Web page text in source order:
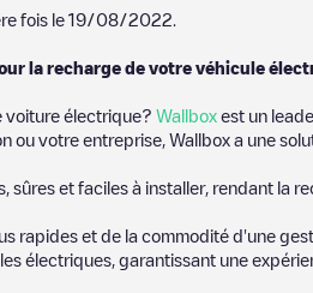
fois le 19/08/2022
la recharge de votre véhicule
voiture électrique? Wallbox est un
votre entreprise, Wallbox a une
et faciles à installer, rendant la
rapides et de la commodité d'une
électriques, garantissant une